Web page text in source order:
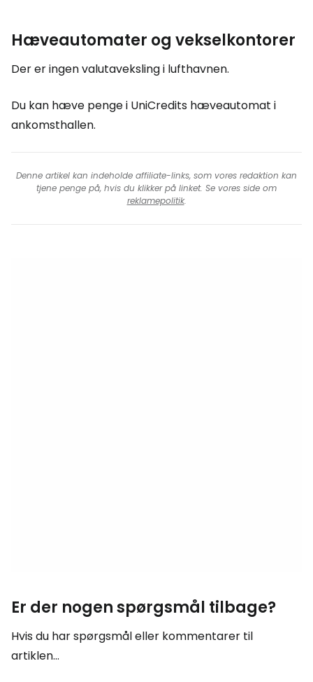
Hæveautomater og vekselkontorer
Der er ingen valutaveksling i lufthavnen.
Du kan hæve penge i UniCredits hæveautomat i
ankomsthallen.
Denne artikel kan indeholde affiliate-links, som vores redaktion kan
tjene penge på, hvis du klikker på linket. Se vores side om
reklamepolitik.
Er der nogen spørgsmål tilbage?
Hvis du har spørgsmål eller kommentarer til
artiklen...